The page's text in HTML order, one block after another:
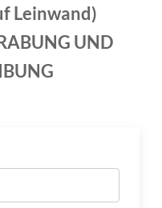
Leinwand)
UND